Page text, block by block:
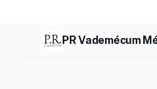
PR Vademécum